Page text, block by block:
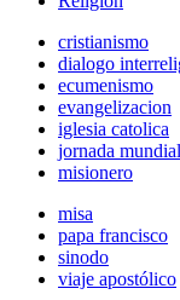
cristianismo
dialogo
ecumenismo
evangelizacion
iglesia catolica
jornada
misionero
misa
papa francisco
sinodo
viaje apostólico